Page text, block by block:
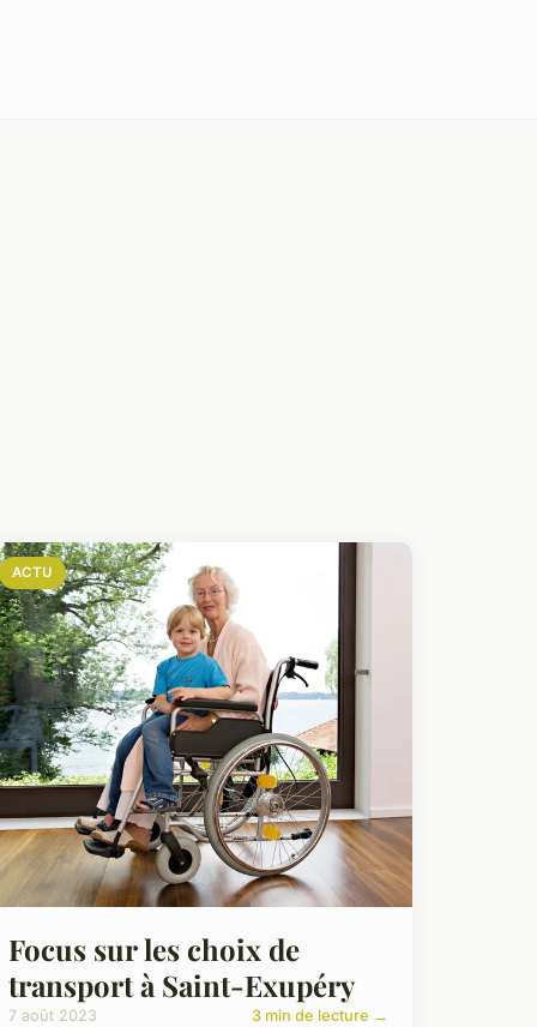
ACTU
Focus sur les choix de
transport à Saint-Exupéry
7 août 2023 3 min de lecture →